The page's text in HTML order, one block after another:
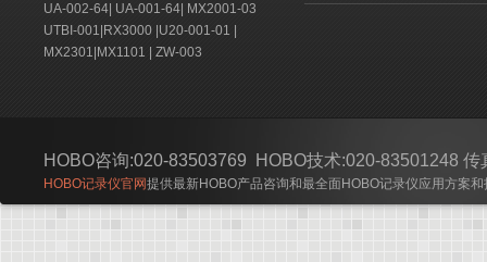
UA-002-64 UA-001-64 MX2001-03
UTBI-001 RX3000 U20-001-01
MX2301 MX1101 ZW-003
HOBO咨询:020-83503769 HOBO技术:020-83501248
HOBO记录仪官网提供最新HOBO产品咨询和最全面HOBO记录仪应用方案